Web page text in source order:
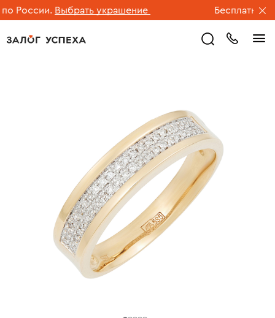
России. Выбрать украшение Бесплатная